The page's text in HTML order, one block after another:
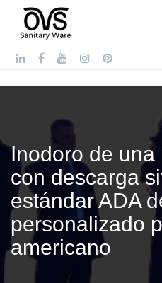
Inodoro de
con descarga
estándar ADA
personalizado
americano